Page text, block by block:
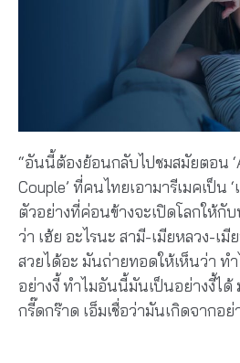
“อันนี้ต้องย้อนกลับไปชมสมัยตอน
Couple’ ที่คนไทยเอามารีเมคเป็น
ตัวอย่างที่ค่อนข้างจะเปิดโลกให้กั
ว่า เฮ้ย อะไรนะ สามี-เมียหลวง-เ
สวยได้อะ มันถ่ายทอดให้เห็นว่า ทํ
อย่างงี้ ทําไมอันนี้มันเป็นอย่างงี้ได้
กรี๊ดกร๊าด เอ็มเชื่อว่ามันเกิดจากอย่